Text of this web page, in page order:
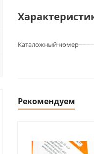
Каталожный номер
Рекомендуем